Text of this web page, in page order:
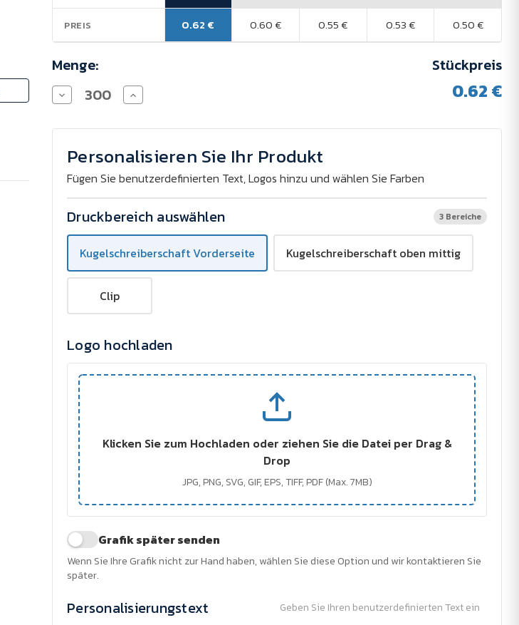
PREIS 0.62 € 0.60 € 0.55 € 0.53 € 0.50 €
Menge:
Menge
von
transparent
Kugelschreiber
mit
vierfarbigem
Aufdruck
verringern
Menge
von
transparent
Kugelschreiber
mit
vierfarbigem
Aufdruck
erhöhen
Stückpreis
0.62 €
Personalisieren Sie Ihr Produkt
Fügen Sie benutzerdefinierten Text, Logos hinzu und wählen Sie Farben
Druckbereich auswählen 3 Bereiche
Kugelschreiberschaft Vorderseite Kugelschreiberschaft oben mittig
Clip
Logo hochladen
Klicken Sie zum Hochladen oder ziehen Sie die Datei per Drag &
Drop
JPG, PNG, SVG, GIF, EPS, TIFF, PDF (Max. 7MB)
Grafik später senden
Wenn Sie Ihre Grafik nicht zur Hand haben, wählen Sie diese Option und wir kontaktieren Sie
später.
Personalisierungstext Geben Sie Ihren benutzerdefinierten Text ein